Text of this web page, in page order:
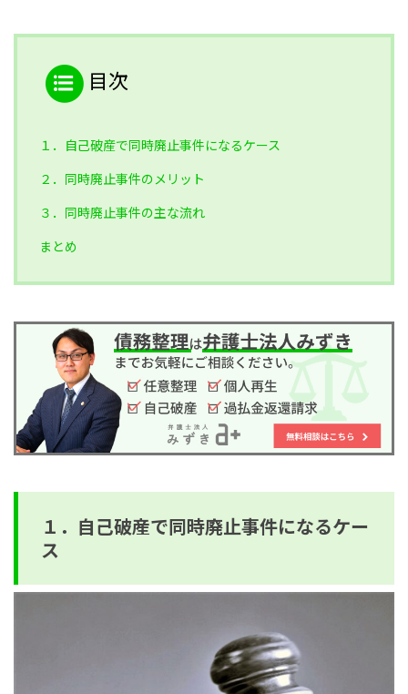
目次
１．自己破産で同時廃止事件になるケース
２．同時廃止事件のメリット
３．同時廃止事件の主な流れ
まとめ
１．自己破産で同時廃止事件になるケー
ス